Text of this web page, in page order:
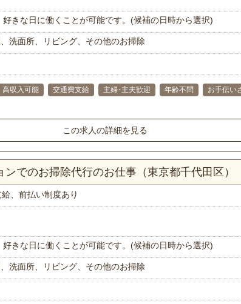
きな日に働くことが可能です。(候補の日時から選択)
洗面所、リビング、その他のお掃除
高収入可能 交通費支給 主婦･主夫歓迎 年齢不問
お手伝い
この求人の詳細を見る
でのお掃除代行のお仕事（東京都千代田区）
給、前払い制度あり
きな日に働くことが可能です。(候補の日時から選択)
洗面所、リビング、その他のお掃除